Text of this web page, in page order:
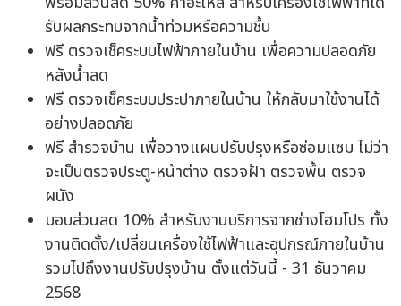
รับผลกระทบจากน้ำท่วมหรือความชื้น
ฟรี ตรวจเช็คระบบไฟฟ้าภายในบ้าน เพื่อความปลอดภัย
หลังน้ำลด
ฟรี ตรวจเช็คระบบประปาภายในบ้าน ให้กลับมาใช้งานได้
อย่างปลอดภัย
ฟรี สำรวจบ้าน เพื่อวางแผนปรับปรุงหรือซ่อมแซม ไม่ว่า
จะเป็นตรวจประตู-หน้าต่าง ตรวจฝ้า ตรวจพื้น ตรวจ
ผนัง
มอบส่วนลด 10% สำหรับงานบริการจากช่างโฮมโปร ทั้ง
งานติดตั้ง/เปลี่ยนเครื่องใช้ไฟฟ้าและอุปกรณ์ภายในบ้าน
รวมไปถึงงานปรับปรุงบ้าน ตั้งแต่วันนี้ - 31 ธันวาคม
2568